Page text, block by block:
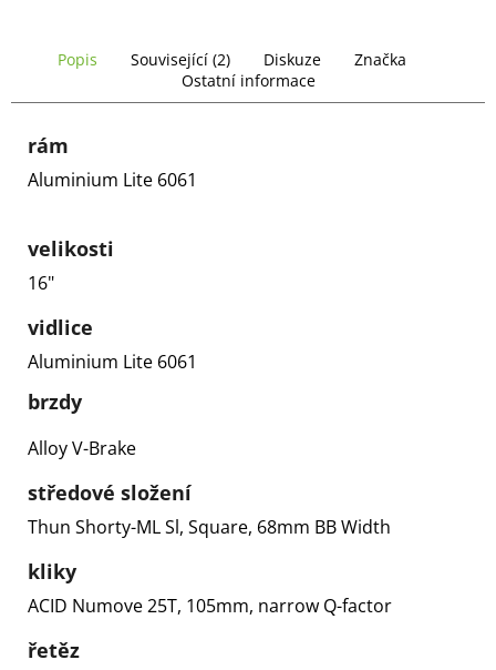
Popis Související (2) Diskuze
Značka
Ostatní informace
rám
Aluminium Lite 6061
velikosti
16"
vidlice
Aluminium Lite 6061
brzdy
Alloy V-Brake
středové složení
Thun Shorty-ML Sl, Square, 68mm BB Width
kliky
ACID Numove 25T, 105mm, narrow Q-factor
řetěz